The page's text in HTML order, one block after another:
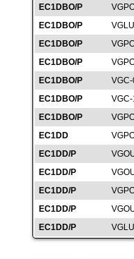
EC1DBO/P
EC1DBO/P
EC1DBO/P
EC1DBO/P
EC1DBO/P
EC1DBO/P
EC1DBO/P
EC1DD
EC1DD/P
EC1DD/P
EC1DD/P
EC1DD/P
EC1DD/P